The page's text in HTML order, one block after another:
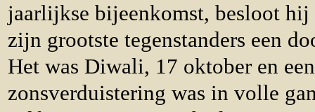
jaarlijkse bijeenkomst, besloot
zijn grootste tegenstanders een
Het was Diwali, 17 oktober en
zonsverduistering was in volle